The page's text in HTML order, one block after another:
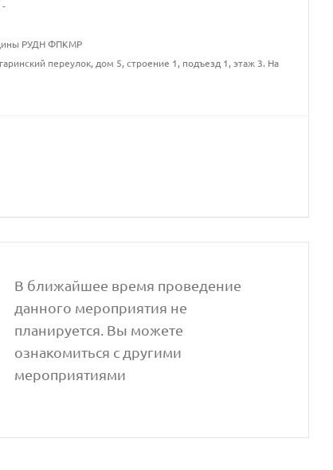
-
РУДН ФПКМР
переулок, дом 5, строение 1, подъезд 1, этаж 3. На
В ближайшее время проведение
данного мероприятия не
планируется. Вы можете
ознакомиться с другими
мероприятиями